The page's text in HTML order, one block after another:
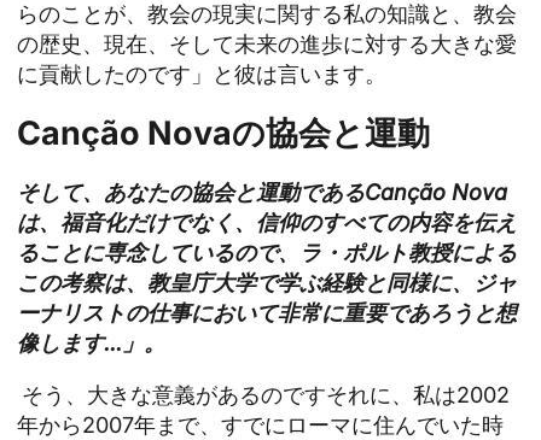
らのことが、教会の現実に関する私の知識と、教会
の歴史、現在、そして未来の進歩に対する大きな愛
に貢献したのです」と彼は言います。
Canção Novaの協会と運動
そして、あなたの協会と運動であるCanção Nova
は、福音化だけでなく、信仰のすべての内容を伝え
ることに専念しているので、ラ・ポルト教授による
この考察は、教皇庁大学で学ぶ経験と同様に、ジャ
ーナリストの仕事において非常に重要であろうと想
像します...」。
そう、大きな意義があるのですそれに、私は2002
年から2007年まで、すでにローマに住んでいた時